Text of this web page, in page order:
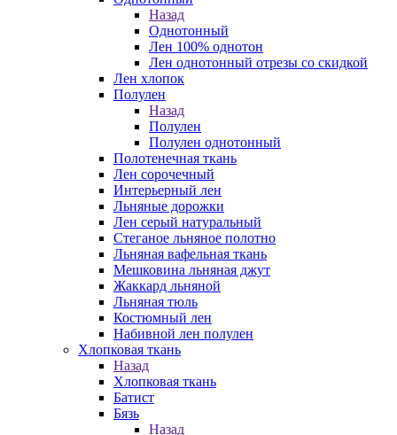
Назад
Однотонный
Лен 100% однотон
Лен однотонный отрезы со скидкой
Лен хлопок
Полулен
Назад
Полулен
Полулен однотонный
Полотенечная ткань
Лен сорочечный
Интерьерный лен
Льняные дорожки
Лен серый натуральный
Стеганое льняное полотно
Льняная вафельная ткань
Мешковина льняная джут
Жаккард льняной
Льняная тюль
Костюмный лен
Набивной лен полулен
Хлопковая ткань
Назад
Хлопковая ткань
Батист
Бязь
Назад